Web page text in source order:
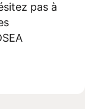
pas à